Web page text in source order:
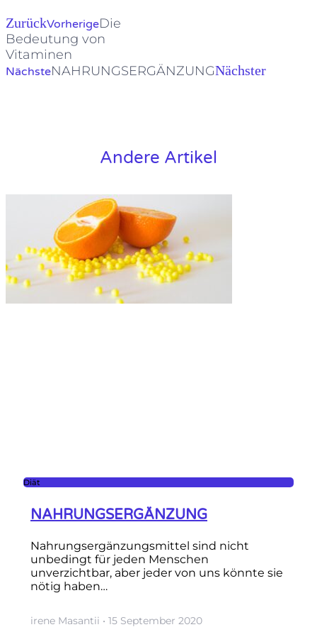
ZurückVorherigeDie
Bedeutung von
Vitaminen
NächsteNAHRUNGSERGÄNZUNGNächster
Andere Artikel
Diät
NAHRUNGSERGÄNZUNG
Nahrungsergänzungsmittel sind nicht
unbedingt für jeden Menschen
unverzichtbar, aber jeder von uns könnte sie
nötig haben…
irene Masantii 15 September 2020